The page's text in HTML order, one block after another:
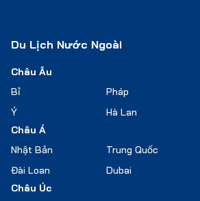
Du Lịch Nước Ngoài
Châu Âu
Bỉ
Pháp
Ý
Hà Lan
Châu Á
Nhật Bản
Trung Quốc
Đài Loan
Dubai
Châu Úc